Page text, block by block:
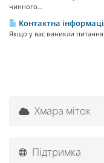
чинного...
Контактна
Якщо у вас виникли
Хмара міток
Підтримка